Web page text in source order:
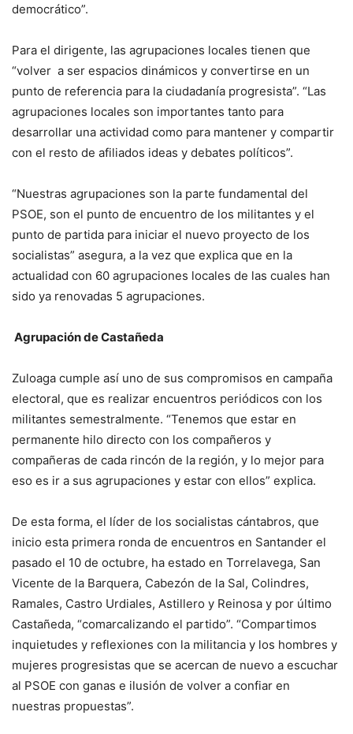
democrático”.
Para el dirigente, las agrupaciones locales tienen que
“volver a ser espacios dinámicos y convertirse en un
punto de referencia para la ciudadanía progresista”. “Las
agrupaciones locales son importantes tanto para
desarrollar una actividad como para mantener y compartir
con el resto de afiliados ideas y debates políticos”.
“Nuestras agrupaciones son la parte fundamental del
PSOE, son el punto de encuentro de los militantes y el
punto de partida para iniciar el nuevo proyecto de los
socialistas” asegura, a la vez que explica que en la
actualidad con 60 agrupaciones locales de las cuales han
sido ya renovadas 5 agrupaciones.
Agrupación de Castañeda
Zuloaga cumple así uno de sus compromisos en campaña
electoral, que es realizar encuentros periódicos con los
militantes semestralmente. “Tenemos que estar en
permanente hilo directo con los compañeros y
compañeras de cada rincón de la región, y lo mejor para
eso es ir a sus agrupaciones y estar con ellos” explica.
De esta forma, el líder de los socialistas cántabros, que
inicio esta primera ronda de encuentros en Santander el
pasado el 10 de octubre, ha estado en Torrelavega, San
Vicente de la Barquera, Cabezón de la Sal, Colindres,
Ramales, Castro Urdiales, Astillero y Reinosa y por último
Castañeda, “comarcalizando el partido”. “Compartimos
inquietudes y reflexiones con la militancia y los hombres y
mujeres progresistas que se acercan de nuevo a escuchar
al PSOE con ganas e ilusión de volver a confiar en
nuestras propuestas”.